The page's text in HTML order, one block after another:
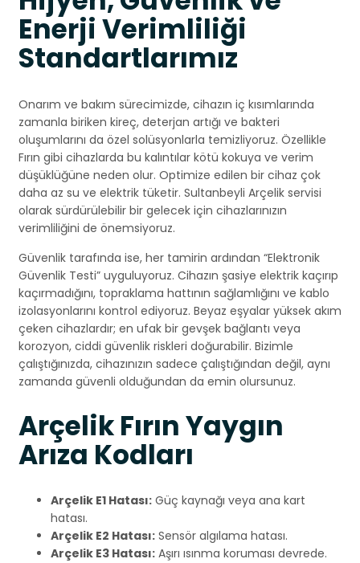
Enerji Verimliliği
Standartlarımız
Onarım ve bakım sürecimizde, cihazın iç kısımlarında
zamanla biriken kireç, deterjan artığı ve bakteri
oluşumlarını da özel solüsyonlarla temizliyoruz. Özellikle
Fırın gibi cihazlarda bu kalıntılar kötü kokuya ve verim
düşüklüğüne neden olur. Optimize edilen bir cihaz çok
daha az su ve elektrik tüketir. Sultanbeyli Arçelik servisi
olarak sürdürülebilir bir gelecek için cihazlarınızın
verimliliğini de önemsiyoruz.
Güvenlik tarafında ise, her tamirin ardından “Elektronik
Güvenlik Testi” uyguluyoruz. Cihazın şasiye elektrik kaçırıp
kaçırmadığını, topraklama hattının sağlamlığını ve kablo
izolasyonlarını kontrol ediyoruz. Beyaz eşyalar yüksek akım
çeken cihazlardır; en ufak bir gevşek bağlantı veya
korozyon, ciddi güvenlik riskleri doğurabilir. Bizimle
çalıştığınızda, cihazınızın sadece çalıştığından değil, aynı
zamanda güvenli olduğundan da emin olursunuz.
Arçelik Fırın Yaygın
Arıza Kodları
Arçelik E1 Hatası: Güç kaynağı veya ana kart
hatası.
Arçelik E2 Hatası: Sensör algılama hatası.
Arçelik E3 Hatası: Aşırı ısınma koruması devrede.